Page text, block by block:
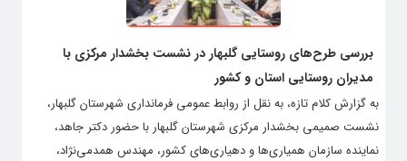
بررسی طرح‌های روستایی گلبهار در نشست بخشدار مرکزی با
مدیران روستایی استان و کشور
به گزارش کلام تازه، به نقل از روابط عمومی فرمانداری شهرستان گلبهار،
نشست صمیمی بخشدار مرکزی شهرستان گلبهار با حضور دکتر جاهد،
نماینده سازمان همیاری‌ها و دهیاری‌های کشور، مهندس همدمی‌نژاد،